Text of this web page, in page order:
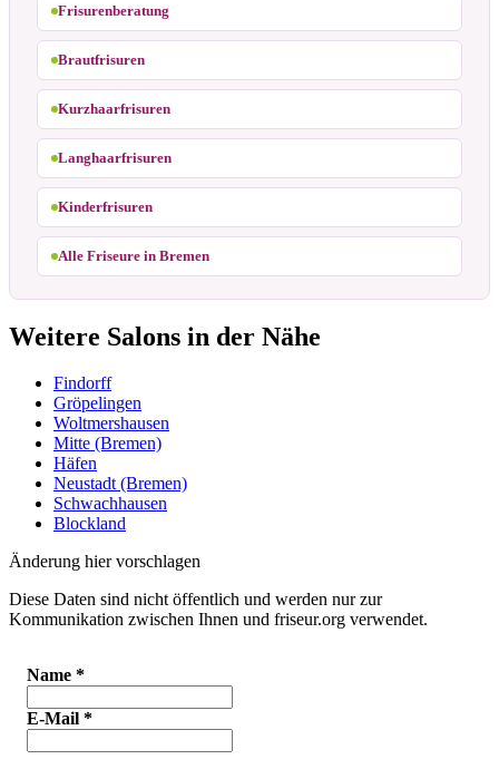
Frisurenberatung
Brautfrisuren
Kurzhaarfrisuren
Langhaarfrisuren
Kinderfrisuren
Alle Friseure in Bremen
Weitere Salons in der Nähe
Findorff
Gröpelingen
Woltmershausen
Mitte (Bremen)
Häfen
Neustadt (Bremen)
Schwachhausen
Blockland
Änderung hier vorschlagen
Diese Daten sind nicht öffentlich und werden nur zur
Kommunikation zwischen Ihnen und friseur.org verwendet.
Name *
E-Mail *